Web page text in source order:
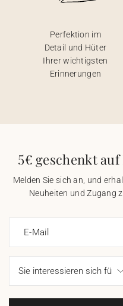
Perfektion im
Detail und Hüter
Ihrer wichtigsten
Erinnerungen
5€ geschenkt
Melden Sie sich an, und
Neuheiten und Zugang
E-Mail